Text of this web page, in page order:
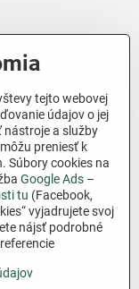
Fungujeme len
prácu a
nám pomáha
pomáhať
tejto webovej
údajov o jej
nástroje a služby
preniesť k
Súbory cookies na
Google Ads –
tu (Facebook,
vyjadrujete svoj
nájsť podrobné